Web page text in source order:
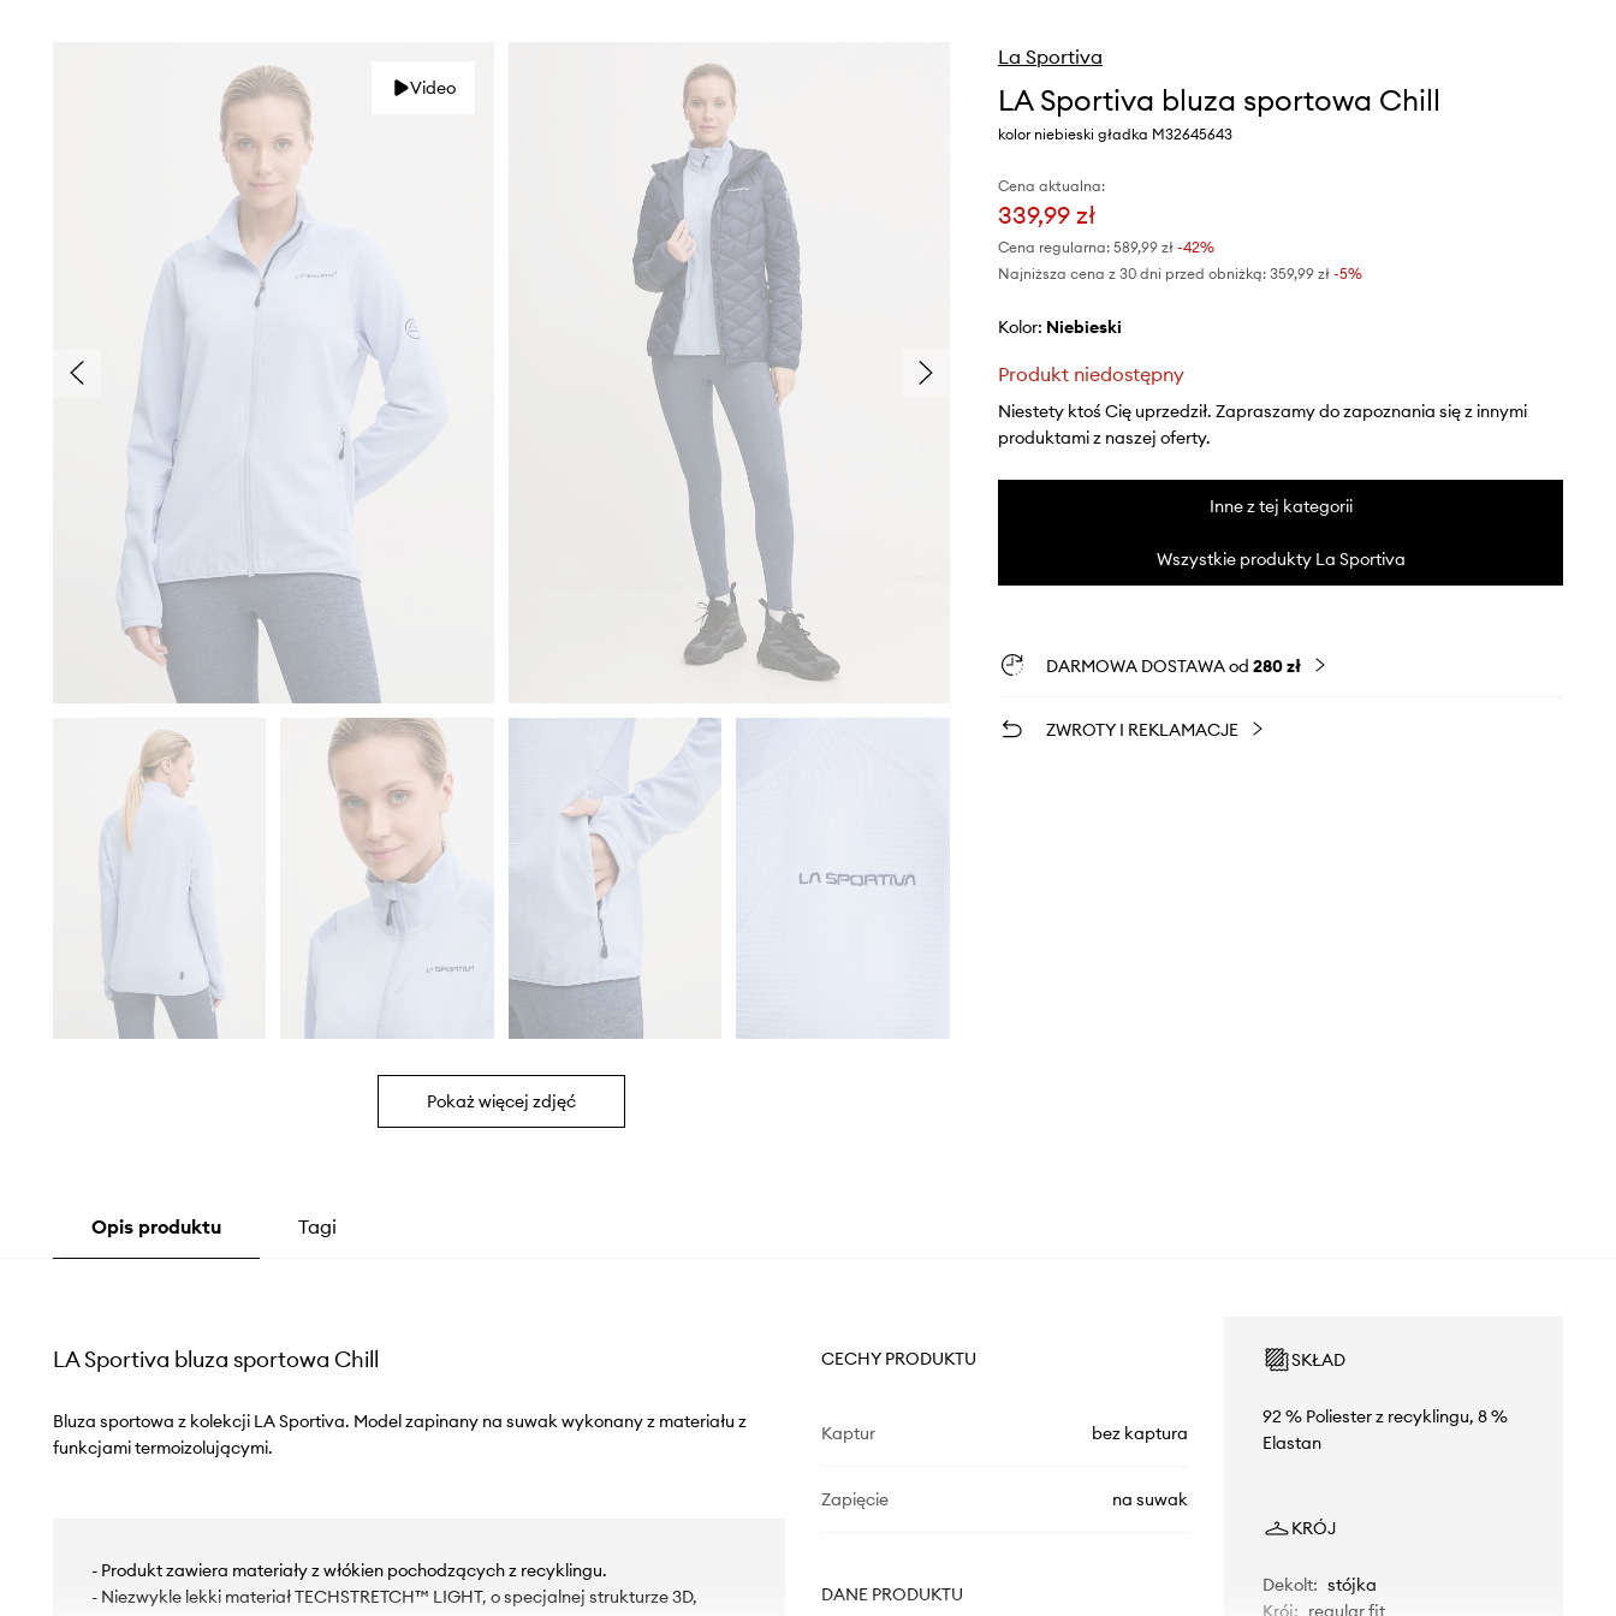
Video
Pokaż więcej zdjęć
La Sportiva
LA Sportiva bluza sportowa Chill
kolor niebieski gładka M32645643
Cena aktualna:
339,99 zł
Cena regularna: 589,99 zł-42%
Najniższa cena z 30 dni przed obniżką: 359,99 zł -5%
Kolor: niebieski
Produkt niedostępny
Niestety ktoś Cię uprzedził. Zapraszamy do zapoznania się z innymi
produktami z naszej oferty.
Inne z tej kategorii
Wszystkie produkty La Sportiva
DARMOWA DOSTAWA od 280 zł
ZWROTY I REKLAMACJE
Opis produktu Tagi
LA Sportiva bluza sportowa Chill
Bluza sportowa z kolekcji LA Sportiva. Model zapinany na suwak wykonany z materiału z
funkcjami termoizolującymi.
- Produkt zawiera materiały z włókien pochodzących z recyklingu.
- Niezwykle lekki materiał TECHSTRETCH™ LIGHT, o specjalnej strukturze 3D,
CECHY PRODUKTU
Kaptur bez kaptura
Zapięcie na suwak
DANE PRODUKTU
SKŁAD
92 % Poliester z recyklingu, 8 %
Elastan
KRÓJ
Dekolt: stójka
Krój: regular fit